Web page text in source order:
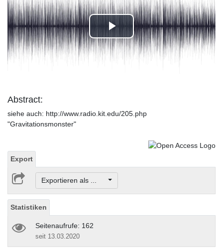
Play
Video
Abstract:
siehe auch: http://www.radio.kit.edu/205.php
"Gravitationsmonster"
Export
Exportieren als ...
Statistiken
Seitenaufrufe: 162
seit 13.03.2020